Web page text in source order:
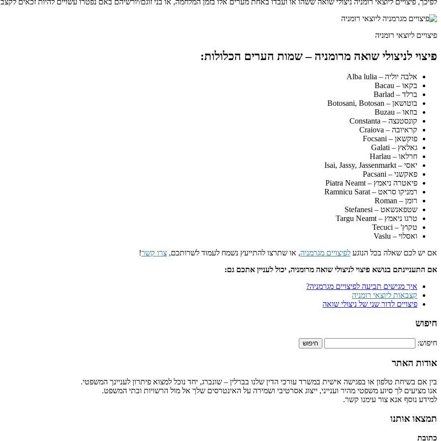
פיצויים ליוצאי רומניה
פיצוי לניצולי שואה מרומניה – שמות הערים הכלולות:
אלבה יוליה – Alba lulia
בקאו – Bacau
ברלד – Barlad
בוטושאן – Botosani, Botosan
בוזאו – Buzau
קונסטנצה – Constanta
קראיובה – Craiova
פוקשאן – Focsani
גאלאץ – Galati
חרלאו – Harlau
יאסי – Isai, Jassy, Jassenmarkt
פאקשני – Pacsani
פיאטרה ניאמץ – Piatra Neamt
רמניקו סראט – Ramnicu Sarat
רומן – Roman
שטפאנשאט – Stefanesi
טרגו ניאמץ – Targu Neamt
טקוץ' – Tecuci
ואסלוי – Vaslu
אם יש לכם שאלה בכל הנוגע לפיצויים מגרמניה, או שתרצו להתייעץ נשמח לעמוד לשרותכם, צרו קשר!
אם התעניינתם בנושא פיצוי לניצולי שואה מרומניה, יכול לעניין אתכם גם:
איך מגישים תביעה לפיצויים מגרמניה?
קצבאות ליוצאי רומניה
פיצויים לדור שני של ניצולי שואה
חיפוש
חיפוש:
אודות האתר
בין אם בשיחת טלפון או בפגישה אישית במשרד עורכי הדין שלנו בברלין – שונברג, יחד נוכל למצוא פיתרון לעניינך המשפטי.
אנו מציעים לך סיוע משפטי מהיר וענייני, ייצוג אסרטיבי ושמירה על האינטרסים שלך אל מול הרשויות ובתי המשפט.
למידע נוסף אנא צור עימנו קשר.
תמצאו אותנו
כתובת